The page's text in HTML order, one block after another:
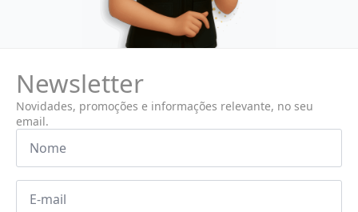
Newsletter
Novidades, promoções e informações relevante, no seu
email.
Nome
Email